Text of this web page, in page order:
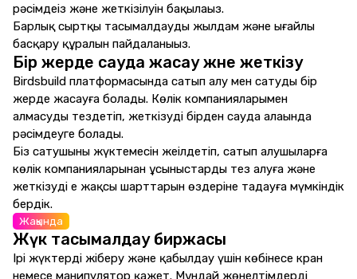
рәсімдеңіз және жеткізілуін бақылаңыз.
Барлық сыртқы тасымалдауды жылдам және ыңғайлы
басқару құралын пайдаланыңыз.
Бір жерде сауда жасау және жеткізу
Birdsbuild платформасында сатып алу мен сатуды бір
жерде жасауға болады. Көлік компанияларымен
алмасуды тездетіп, жеткізуді бірден сауда алаңында
рәсімдеуге болады.
Біз сатушының жүктемесін жеңілдетіп, сатып алушыларға
көлік компанияларынан ұсыныстарды тез алуға және
жеткізудің ең жақсы шарттарын өздеріне таңдауға мүмкіндік
бердік.
Жүк тасымалдау биржасы
Жақында
Ірі жүктерді жіберу және қабылдау үшін көбінесе кран
немесе манипулятор қажет. Мұндай жөнелтімдерді